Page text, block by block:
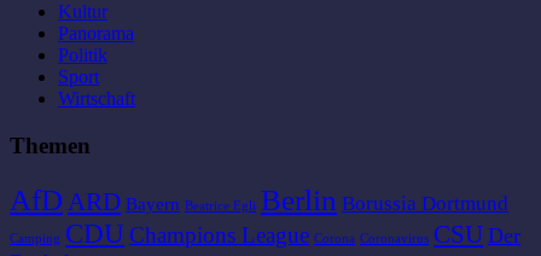
Kultur
Panorama
Politik
Sport
Wirtschaft
Themen
AfD ARD Bayern Beatrice Egli Berlin Borussia Dortmund
Camping CDU Champions League Corona Coronavirus CSU Der